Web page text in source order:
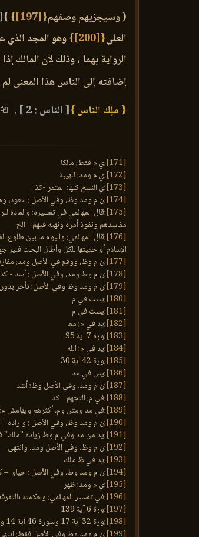
( وسيجزيهم وصفهم{
[197]
}
}
[
العلي{
[200]
}وهو المجد الذي
الرواية بهما ، وذلك لأن
إضافته إلى الناس هذا المعنى
{ ملِك الناس }[ الناس : 2 ] .
[171]
:ي م فقط: مالكا
[172]
:ي م ومد: للهيبة
[173]
:ي النسخ كلها: المثمر -كذا
[174]
:ن م ومد وظ، وفي الأصل : لتعود،
[175]
:قال المهائمي في تفسيره: والمادة
مفاسدهم ونفوذ أمره ونهيه فيهم - الخ
[176]
:قال المهائمي: واليوم ما بين طلوع
الإسلام أو حقيتها للكل وأطال البحث
[177]
:ن م وظ، ووقع في الأصل ومد:
[178]
:ن م وظ ومد، وفي الأصل : أسد -
[179]
:ن م ومد وظ وفي الأصل: تأخر بدون
[180]
:يست في م
[181]
:يست في م
[182]
:يد في م: معا
[183]
:ورة 7 آية 95
[184]
:يد في م: الله
[185]
:ورة 42 آية 30
[186]
:يس في مد
[187]
:ن م ومد، وفي الأصل وظ: أشد
[188]
:في م: التجهم - كذا
[189]
:في مد ومتن وم، أكثرهم ويهامش
[190]
:ن م ومد وظ، وفي الأصل : واراده -
[191]
:يد من مد وفي م وظ زيادة "ملك"
[192]
:ن م وظ، وفي الأصل ومد، وانتهى
[193]
:يد في ظ ملك
[194]
:ن م ومد وظ، وفي الأصل : حياوا –
[195]
:ي م ومد: ظهر
[196]
:في تفسير المهائمي: وحكمته
[197]
:ورة 6 آية 139
[198]
:ورة 32 آية 17 وسورة 46 آية 14 وسورة 56 آية 24